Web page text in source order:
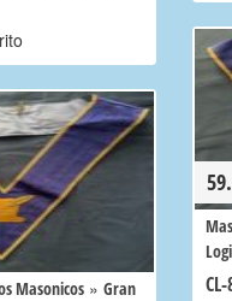
Masonicos » Gran